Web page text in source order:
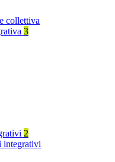
collettiva
3
2
integrativi